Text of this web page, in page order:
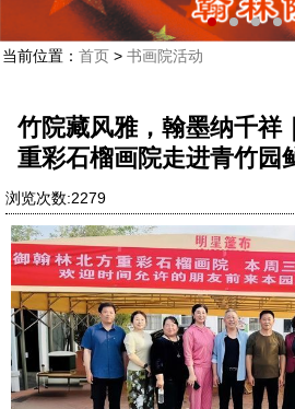
当前位置： 首页> 书画院活动
竹院藏风雅，翰墨纳千祥
重彩石榴画院走进青竹园
浏览次数:2279